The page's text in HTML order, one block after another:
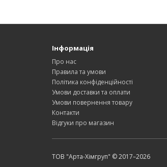
Інформація
Про нас
Правила та умови
Політика конфіденційності
Умови доставки та оплати
Умови повернення товару
Контакти
Відгуки про магазин
ТОВ "Арта-Хімгруп" © 2017–2026